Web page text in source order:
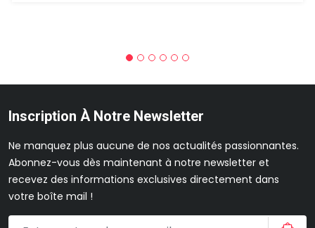
Inscription À Notre Newsletter
Ne manquez plus aucune de nos actualités passionnantes.
Abonnez-vous dès maintenant à notre newsletter et
recevez des informations exclusives directement dans
votre boîte mail !